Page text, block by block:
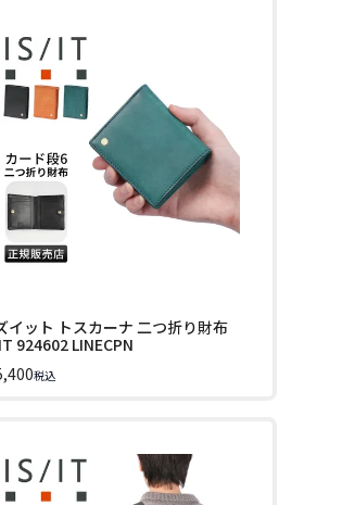
イット トスカーナ 二つ折り財布
924602 LINECPN
税込